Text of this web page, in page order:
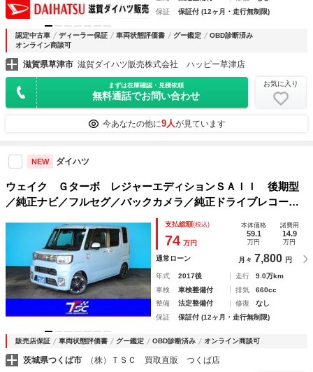
保証
保証付 (12ヶ月・走行無制限)
認定中古車 ディーラー保証 車両状態評価書 グー鑑定
OBD診断済み
オンライン商談可
滋賀県草津市 滋賀ダイハツ販売株式会社 ハッピー草津店
まずは在庫確認・見積依頼
無料通話でお問い合わせ
お気に入り
今あなたの他に9人が見ています
NEW ダイハツ
ウェイク Ｇターボ レジャーエディションＳＡＩＩ 後期型
／純正ナビ／フルセグ／バックカメラ／純正ドライブレコーダ
ー／衝突軽減ブレーキ／ＬＥＤヘッドライト／両側電動スライ
ドドア／純正１５ＡＷ／ＥＴＣ／スマートキー／アイドリング
ストップ／ターボ車／禁煙車
支払総額(税込)
74 万円
本体価格
59.1
万円
諸費用
14.9
万円
通常ローン 月々 7,800 円
年式 2017後 走行
9.0万km
車検
車検整備付 排気
660cc
整備
法定整備付 修復
なし
保証
保証付 (12ヶ月・走行無制限)
販売店保証 車両状態評価書 グー鑑定 OBD診断済み オンライン商談可
茨城県つくば市 （株）ＴＳＣ 買取直販 つくば店